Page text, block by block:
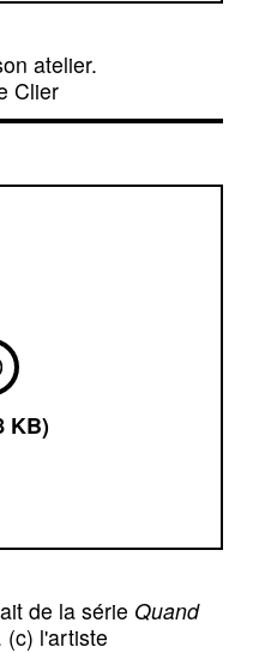
atelier.
Clier
KB)
de la série Quand
(c) l'artiste